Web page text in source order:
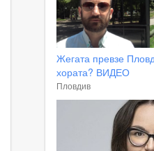
Жегата превзе
хората? ВИДЕО
Пловдив